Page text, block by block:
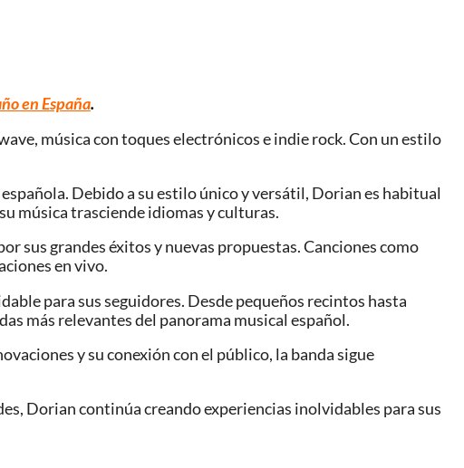
en España.
música con toques electrónicos e indie rock. Con un estilo
Debido a su estilo único y versátil, Dorian es habitual
música trasciende idiomas y culturas.
sus grandes éxitos y nuevas propuestas. Canciones como
en vivo.
para sus seguidores. Desde pequeños recintos hasta
más relevantes del panorama musical español.
y su conexión con el público, la banda sigue
Dorian continúa creando experiencias inolvidables para sus